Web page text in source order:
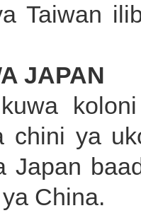
Taiwan
JAPAN
chini ya
Japan
China.